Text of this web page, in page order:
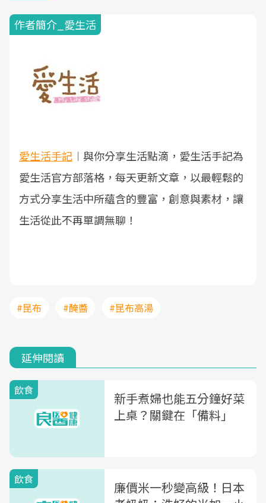
作者簡介_愛生活
愛生活手記 ︱與你分享生活點滴，愛生活手記為
愛生活官方部落格，每天更新文章，以最輕鬆的
方式分享生活中所蘊含的豐富，創意與素材，讓
生活從此不再單調無聊！
#昆布 #醃醬 #昆布高湯
延伸閱讀
飲食
新手煮婦也能五分鐘好菜
上桌？關鍵在「備料」
飲食
廉價米一秒變高級！日本